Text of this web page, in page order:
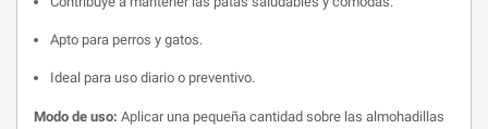
Apto para perros y gatos.
Ideal para uso diario o preventivo.
Modo de uso: Aplicar una pequeña cantidad sobre las almohadillas